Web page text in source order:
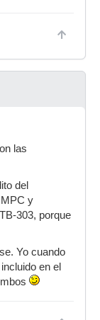
las
del
y
303, porque
Yo cuando
en el